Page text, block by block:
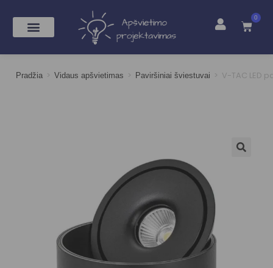
0
Pradžia > Vidaus apšvietimas > Paviršiniai šviestuvai > V-TAC LED